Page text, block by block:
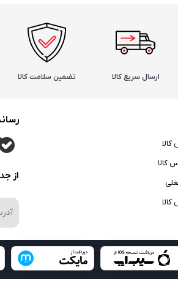
ارسال سریع کالا تضمین سلامت کالا
کالا
کالا
از